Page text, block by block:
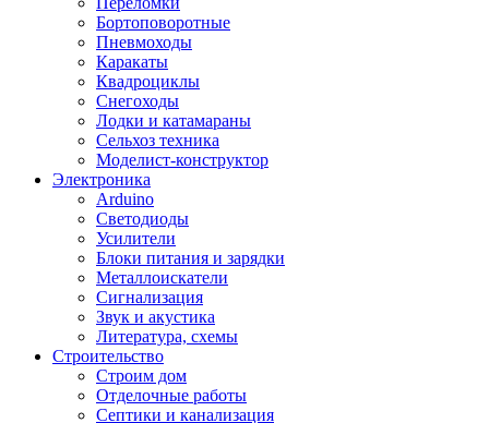
Бортоповоротные
Пневмоходы
Каракаты
Квадроциклы
Снегоходы
Лодки и катамараны
Сельхоз техника
Моделист-конструктор
Электроника
Arduino
Светодиоды
Усилители
Блоки питания и зарядки
Металлоискатели
Сигнализация
Звук и акустика
Литература, схемы
Строительство
Строим дом
Отделочные работы
Септики и канализация